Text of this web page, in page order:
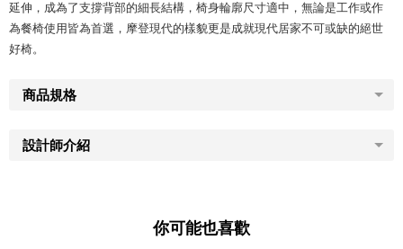
延伸，成為了支撐背部的細長結構，椅身輪廓尺寸適中，無論是工作或作
為餐椅使用皆為首選，摩登現代的樣貌更是成就現代居家不可或缺的絕世
好椅。
商品規格
設計師介紹
你可能也喜歡